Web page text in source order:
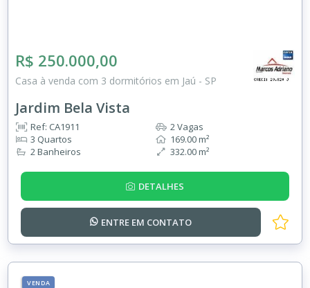
R$ 250.000,00
Casa à venda com 3 dormitórios em Jaú - SP
Jardim Bela Vista
Ref: CA1911
3 Quartos
2 Banheiros
2 Vagas
169.00 m²
332.00 m²
DETALHES
ENTRE EM CONTATO
VENDA